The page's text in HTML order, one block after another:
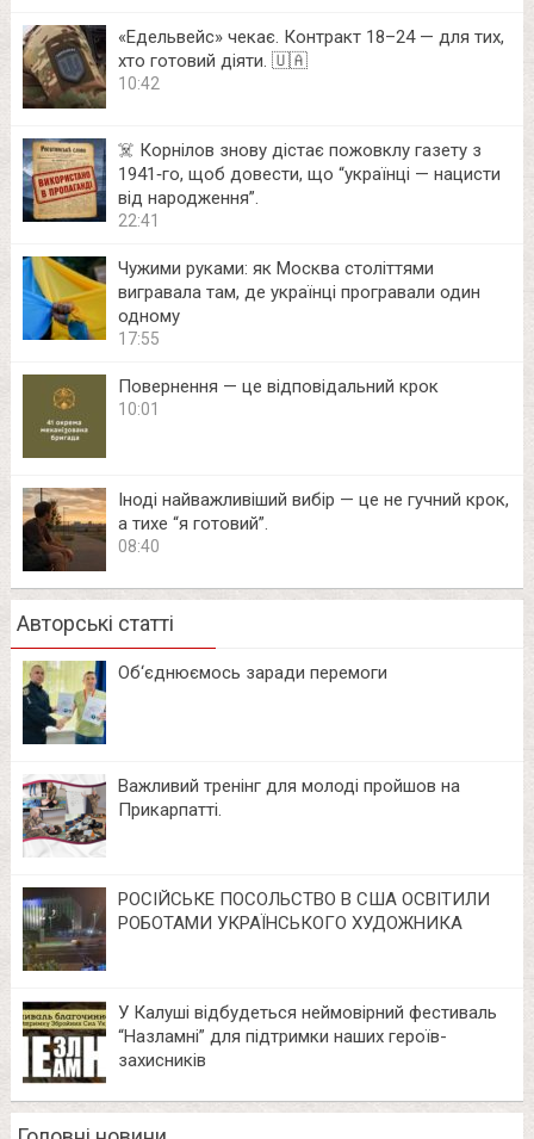
«Едельвейс» чекає. Контракт 18–24 — для тих,
хто готовий діяти. 🇺🇦
10:42
☠️ Корнілов знову дістає пожовклу газету з
1941‑го, щоб довести, що “українці — нацисти
від народження”.
22:41
Чужими руками: як Москва століттями
вигравала там, де українці програвали один
одному
17:55
Повернення — це відповідальний крок
10:01
Іноді найважливіший вибір — це не гучний крок,
а тихе “я готовий”.
08:40
Авторські статті
Об‘єднюємось заради перемоги
Важливий тренінг для молоді пройшов на
Прикарпатті.
РОСІЙСЬКЕ ПОСОЛЬСТВО В США ОСВІТИЛИ
РОБОТАМИ УКРАЇНСЬКОГО ХУДОЖНИКА
У Калуші відбудеться неймовірний фестиваль
“Назламні” для підтримки наших героїв-
захисників